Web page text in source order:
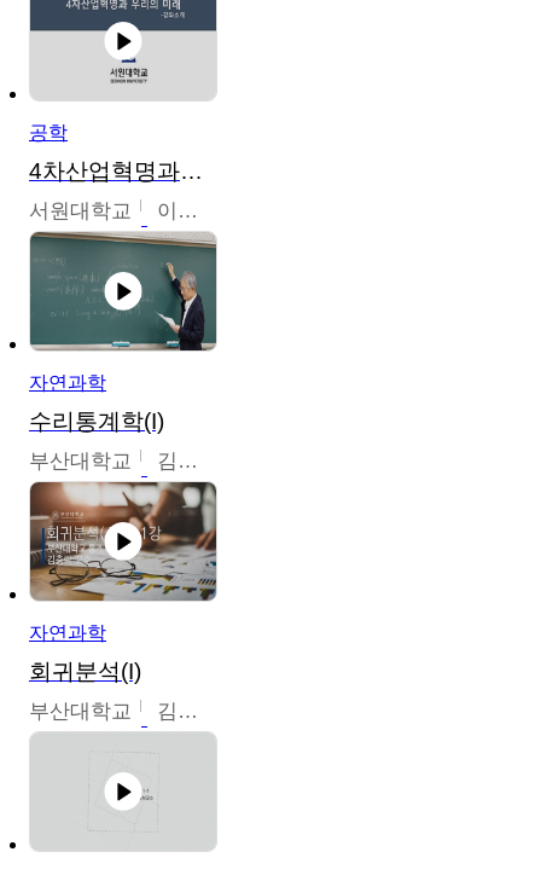
공학
4차산업혁명과우리의미래
서원대학교 이병권
자연과학
수리통계학(I)
부산대학교 김충락
자연과학
회귀분석(I)
부산대학교 김충락